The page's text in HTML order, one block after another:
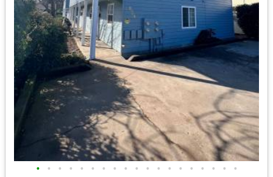
• • • • • • • • • • • • • • • • • • •